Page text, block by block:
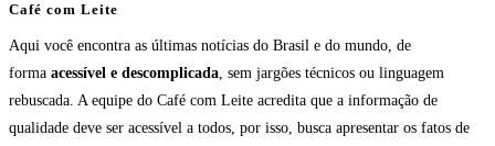
Café com Leite
Aqui você encontra as últimas notícias do Brasil e do mundo, de
forma acessível e descomplicada, sem jargões técnicos ou linguagem
rebuscada. A equipe do Café com Leite acredita que a informação de
qualidade deve ser acessível a todos, por isso, busca apresentar os fatos de